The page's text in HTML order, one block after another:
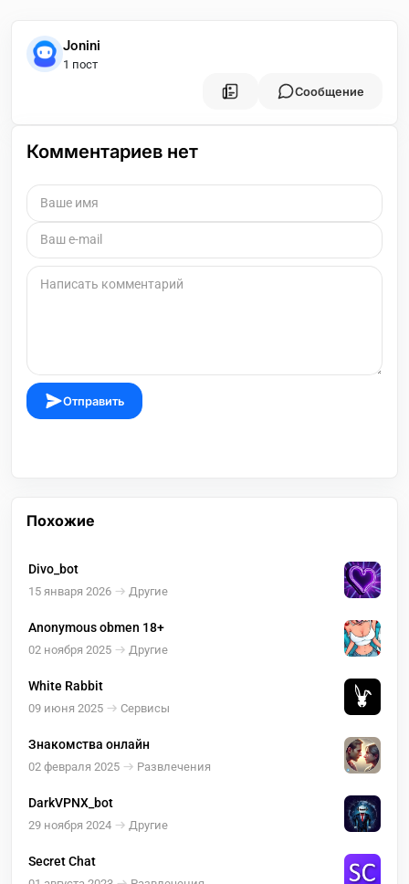
Jonini
1 пост
Сообщение
Комментариев нет
Отправить
Похожие
Divo_bot
15 января 2026 Другие
Anonymous obmen 18+
02 ноября 2025 Другие
White Rabbit
09 июня 2025 Сервисы
Знакомства онлайн
02 февраля 2025 Развлечения
DarkVPNX_bot
29 ноября 2024 Другие
Secret Chat